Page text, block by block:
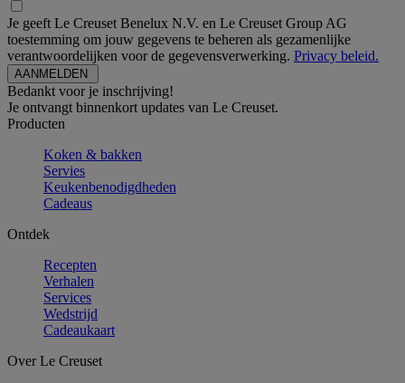
Je geeft Le Creuset Benelux N.V. en Le Creuset Group AG
toestemming om jouw gegevens te beheren als gezamenlijke
verantwoordelijken voor de gegevensverwerking. Privacy beleid.
Bedankt voor je inschrijving!
Je ontvangt binnenkort updates van Le Creuset.
Producten
Koken & bakken
Servies
Keukenbenodigdheden
Cadeaus
Ontdek
Recepten
Verhalen
Services
Wedstrijd
Cadeaukaart
Over Le Creuset